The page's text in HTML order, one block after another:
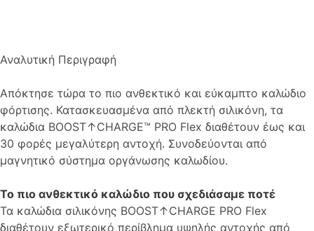
Αναλυτική Περιγραφή
Απόκτησε τώρα το πιο ανθεκτικό και εύκαμπτο καλώδιο
φόρτισης. Κατασκευασμένα από πλεκτή σιλικόνη, τα
καλώδια BOOST↑CHARGE™ PRO Flex διαθέτουν έως και
30 φορές μεγαλύτερη αντοχή. Συνοδεύονται από
μαγνητικό σύστημα οργάνωσης καλωδίου.
Το πιο ανθεκτικό καλώδιο που σχεδιάσαμε ποτέ
Τα καλώδια σιλικόνης BOOST↑CHARGE PRO Flex
διαθέτουν εξωτερικό περίβλημα υψηλής αντοχής από